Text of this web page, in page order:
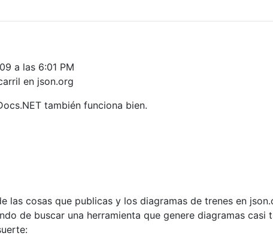
a las 6:01 PM
en json.org
también funciona bien.
las cosas que publicas y los diagramas de trenes en
de buscar una herramienta que genere diagramas casi